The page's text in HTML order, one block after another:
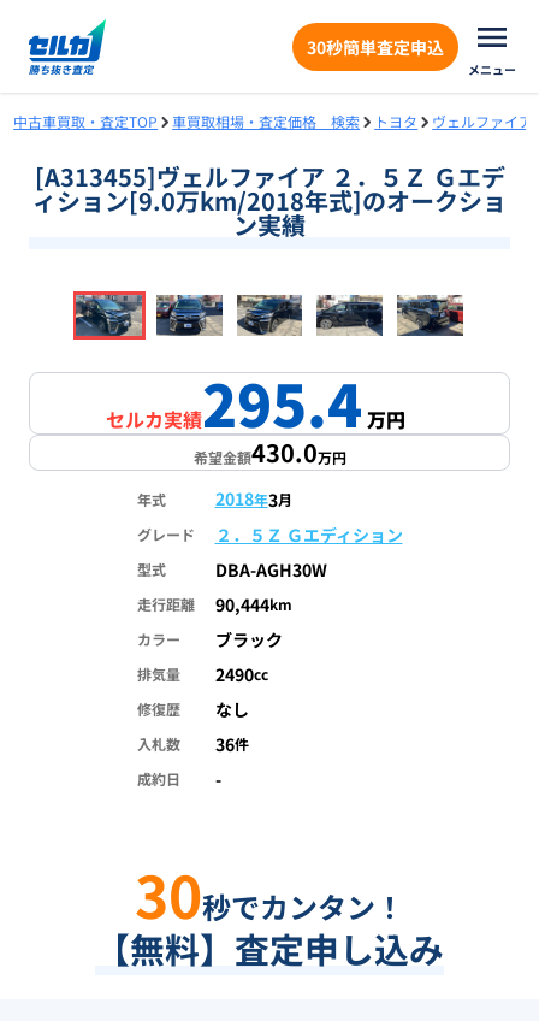
30秒簡単査定申込
メニュー
中古車買取・査定TOP 車買取相場・査定価格 検索 トヨタ ヴェルファイア
[A313455]ヴェルファイア ２．５Ｚ Ｇエデ
ィション[9.0万km/2018年式]のオークショ
ン実績
1/18
セルカ実績295.4万円
希望金額430.0万円
年式 2018年3月
グレード
２．５Ｚ Ｇエディション
型式 DBA-AGH30W
走行距離 90,444km
カラー
ブラック
排気量 2490cc
修復歴
なし
入札数 36件
成約日
-
30秒でカンタン！
【無料】査定申し込み